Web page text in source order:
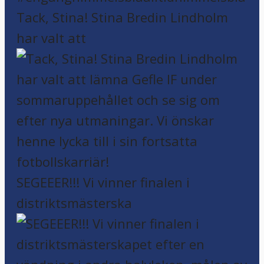
Tack, Stina! Stina Bredin Lindholm
har valt att
SEGEEER!!! Vi vinner finalen i
distriktsmästerska